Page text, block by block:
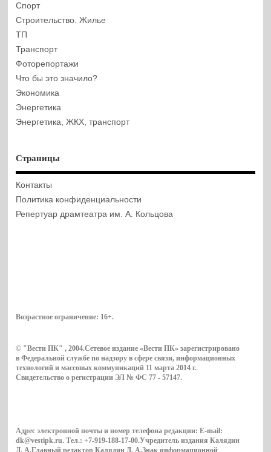
Спорт
Строительство. Жилье
ТП
Транспорт
Фоторепортажи
Что бы это значило?
Экономика
Энергетика
Энергетика, ЖКХ, транспорт
Страницы
Контакты
Политика конфиденциальности
Репертуар драмтеатра им. А. Кольцова
Возрастное ограничение: 16+.
© "Вести ПК" , 2004.Сетевое издание «Вести ПК» зарегистрировано
в Федеральной службе по надзору в сфере связи, информационных
технологий и массовых коммуникаций 11 марта 2014 г.
Свидетельство о регистрации ЭЛ № ФС 77 - 57147.
Адрес электронной почты и номер телефона редакции: E-mail:
dk@vestipk.ru. Тел.: +7-919-188-17-00.Учредитель издания Калядин
Д. А.Главный редактор Калядин Д. А.Знак информационной